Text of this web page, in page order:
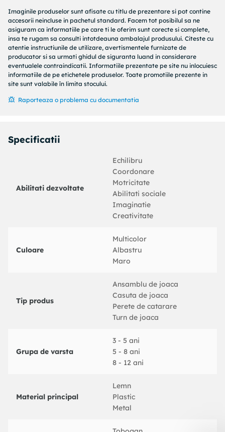
stabilitate. In plus, picioarele in forma de „A” ale
leaganului pentru copii ofera echilibru.
Centre de activitati multiple: Cadrul de catarat are o
platforma de 90 cm inaltime si se remarca prin
toboganul sau valurit, un set de leagane, o scara, un
perete de catarat si o groapa de nisip. Micutii dvs. isi
pot invita si prietenii sa se alature distractiei.
Design atent: balustradele din lemn din jur sunt
proiectate pentru a asigura siguranta copiilor in timpul
lemn, distractiva, este modalitatea perfecta pentru ca
divertisment, sa aiba mai mult timp interactiv si sa
creeze amintiri pentru tine si copiii tai!
Nu este recomandata copiilor sub 3 ani
Varsta recomandata a utilizatorului: 3-8 ani
Greutate maxima per utilizator: 45 kg
Produsul trebuie sa fie ancorat pentru a reduce
pericolul de rasturnare. Ancorele nu sunt incluse.
Pentru ca asamblarea sa fie cat mai usoara, fiecare
produs este livrat cu un manual.
Material: Lemn masiv de pin (netratat)
Dimensiuni: 110 x 64 x 214 cm (L x l x i)
Imaginile produselor sunt afisate cu titlu de prezentare si pot contine
accesorii neincluse in pachetul standard. Facem tot posibilul sa ne
asiguram ca informatiile pe care ti le oferim sunt corecte si complete,
insa te rugam sa consulti intotdeauna ambalajul produsului. Citeste cu
atentie instructiunile de utilizare, avertismentele furnizate de
producator si sa urmati ghidul de siguranta luand in considerare
eventualele contraindicatii. Informatiile prezentate pe site nu inlocuiesc
informatiile de pe etichetele produselor. Toate promotiile prezente in
site sunt valabile în limita stocului.
Raporteaza o problema cu documentatia
Specificatii
Abilitati dezvoltate
Echilibru
Coordonare
Motricitate
Abilitati sociale
Imaginatie
Creativitate
Culoare
Multicolor
Albastru
Maro
Tip produs
Ansamblu de joaca
Casuta de joaca
Perete de catarare
Turn de joaca
Grupa de varsta
3 - 5 ani
5 - 8 ani
8 - 12 ani
Material principal
Lemn
Plastic
Metal